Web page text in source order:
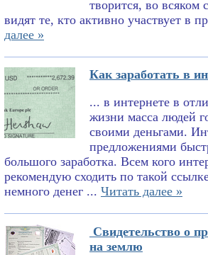
творится, во всяком
видят те, кто активно участвует в
далее »
Как заработать в
... в интернете в
жизни масса людей
своими деньгами.
предложениями
большого заработка. Всем кого
рекомендую сходить по такой
немного денег ... Читать далее »
Свидетельство о
на землю